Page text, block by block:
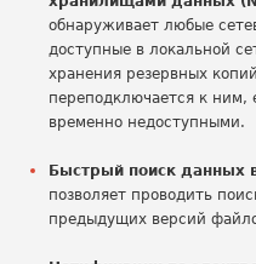
обнаруживает любые
доступные в локальной
хранения резервных
переподключается к ним,
временно недоступными.
Быстрый поиск данных
позволяет проводить
предыдущих версий